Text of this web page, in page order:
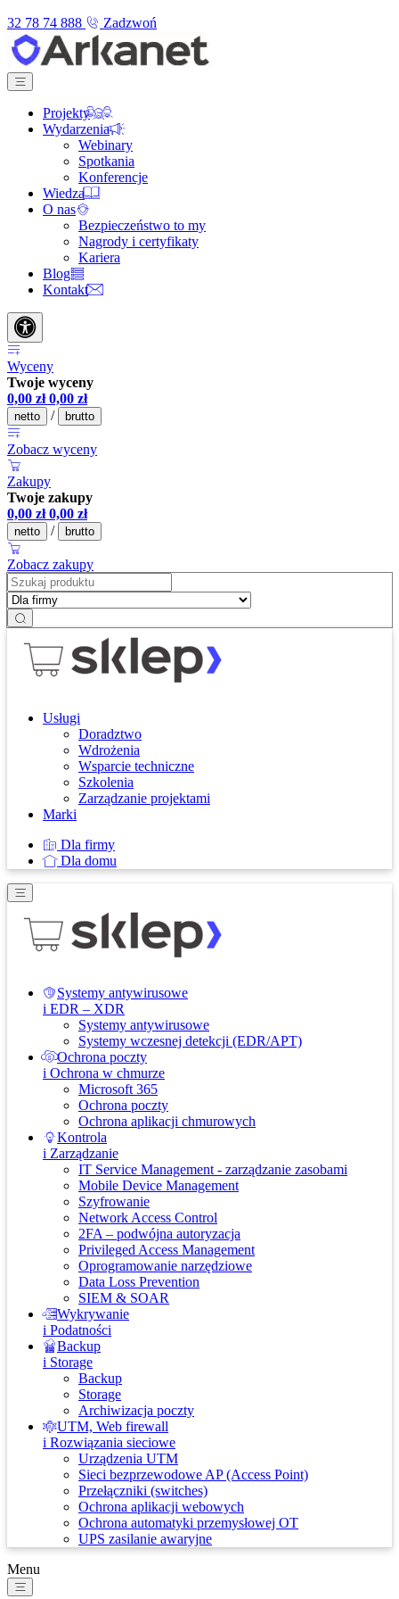
32 78 74 888
Zadzwoń
Projekty
Wydarzenia
Webinary
Spotkania
Konferencje
Wiedza
O nas
Bezpieczeństwo to my
Nagrody i certyfikaty
Kariera
Blog
Kontakt
Wyceny
Twoje wyceny
0,00 zł 0,00 zł
netto / brutto
Zobacz wyceny
Zakupy
Twoje zakupy
0,00 zł 0,00 zł
netto / brutto
Zobacz zakupy
Usługi
Doradztwo
Wdrożenia
Wsparcie techniczne
Szkolenia
Zarządzanie projektami
Marki
Dla firmy
Dla domu
Systemy antywirusowe
i EDR – XDR
Systemy antywirusowe
Systemy wczesnej detekcji (EDR/APT)
Ochrona poczty
i Ochrona w chmurze
Microsoft 365
Ochrona poczty
Ochrona aplikacji chmurowych
Kontrola
i Zarządzanie
IT Service Management - zarządzanie zasobami
Mobile Device Management
Szyfrowanie
Network Access Control
2FA – podwójna autoryzacja
Privileged Access Management
Oprogramowanie narzędziowe
Data Loss Prevention
SIEM & SOAR
Wykrywanie
i Podatności
Backup
i Storage
Backup
Storage
Archiwizacja poczty
UTM, Web firewall
i Rozwiązania sieciowe
Urządzenia UTM
Sieci bezprzewodowe AP (Access Point)
Przełączniki (switches)
Ochrona aplikacji webowych
Ochrona automatyki przemysłowej OT
UPS zasilanie awaryjne
Menu